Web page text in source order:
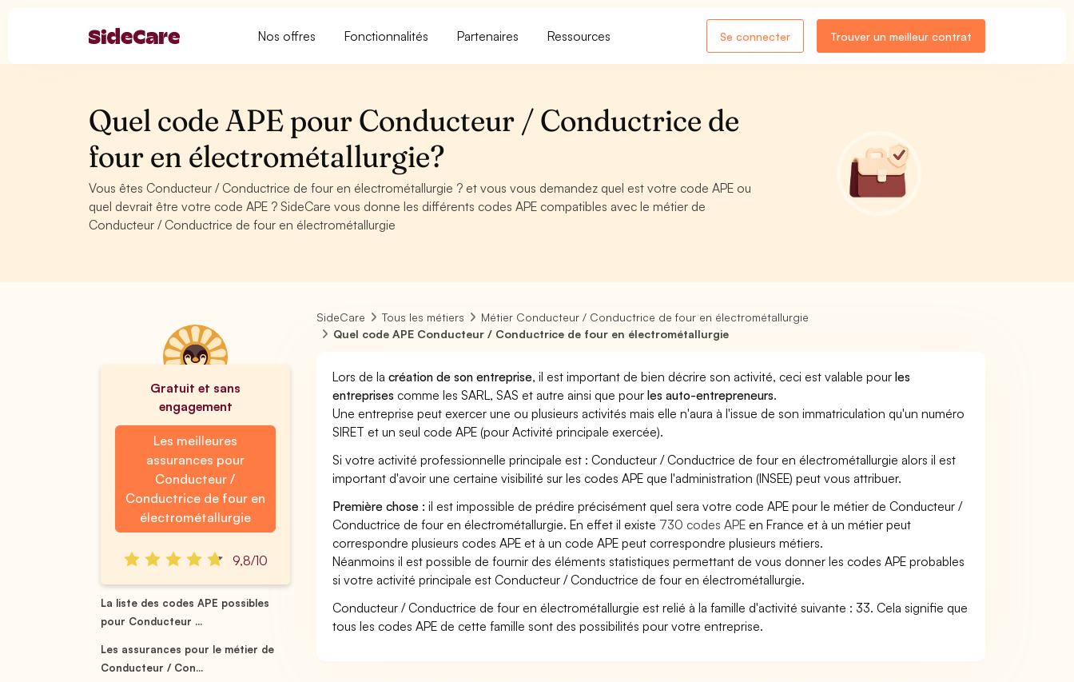
Nos offres Fonctionnalités Partenaires Ressources Se connecter Trouver un meilleur contrat
Quel code APE pour Conducteur / Conductrice de
four en électrométallurgie?
Vous êtes Conducteur / Conductrice de four en électrométallurgie ? et vous vous demandez quel est votre code APE ou
quel devrait être votre code APE ? SideCare vous donne les différents codes APE compatibles avec le métier de
Conducteur / Conductrice de four en électrométallurgie
Gratuit et sans
engagement
Les meilleures
assurances pour
Conducteur /
Conductrice de four en
électrométallurgie
9,8/10
La liste des codes APE possibles
pour Conducteur ...
Les assurances pour le métier de
Conducteur / Con...
SideCare Tous les métiers
Métier Conducteur / Conductrice de four en électrométallurgie
Quel code APE Conducteur / Conductrice de four en électrométallurgie
Lors de lacréation de son entreprise, il est important de bien décrire son activité, ceci est valable pourles
entreprises comme les SARL, SAS et autre ainsi que pourles auto-entrepreneurs.
Une entreprise peut exercer une ou plusieurs activités mais elle n'aura à l'issue de son immatriculation qu'un numéro
SIRET et un seul code APE (pour Activité principale exercée).
Si votre activité professionnelle principale est : Conducteur / Conductrice de four en électrométallurgie alors il est
important d'avoir une certaine visibilité sur les codes APE que l'administration (INSEE) peut vous attribuer.
Première chose : il est impossible de prédire précisément quel sera votre code APE pour le métier de Conducteur /
Conductrice de four en électrométallurgie. En effet il existe 730 codes APE en France et à un métier peut
correspondre plusieurs codes APE et à un code APE peut correspondre plusieurs métiers.
Néanmoins il est possible de fournir des éléments statistiques permettant de vous donner les codes APE probables
si votre activité principale est Conducteur / Conductrice de four en électrométallurgie.
Conducteur / Conductrice de four en électrométallurgie est relié à la famille d'activité suivante : 33. Cela signifie que
tous les codes APE de cette famille sont des possibilités pour votre entreprise.